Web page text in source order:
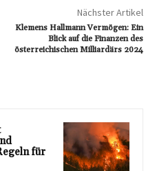
Nächster Artikel
Klemens Hallmann Vermögen: Ein
Blick auf die Finanzen des
österreichischen Milliardärs 2024
für